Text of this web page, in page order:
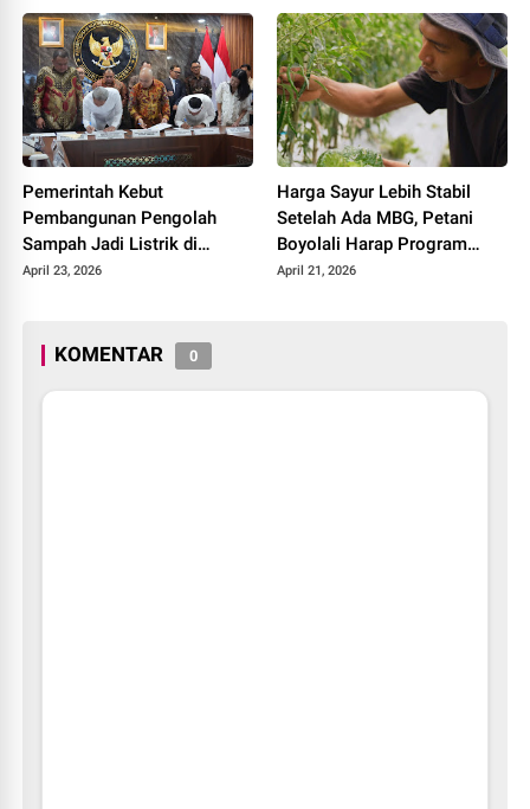
Pemerintah Kebut
Pembangunan Pengolah
Sampah Jadi Listrik di
Bekasi, Bogor, hingga
April 23, 2026
Harga Sayur Lebih Stabil
Setelah Ada MBG, Petani
Boyolali Harap Program
Terus Berlanjut
April 21, 2026
KOMENTAR 0